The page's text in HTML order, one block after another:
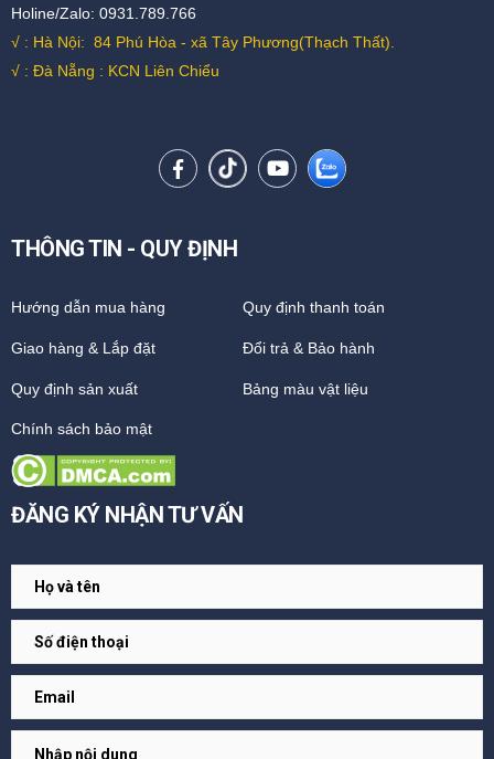
Holine/Zalo: 0931.789.766
√ : Hà Nội: 84 Phú Hòa - xã Tây Phương(Thạch Thất).
√ : Đà Nẵng : KCN Liên Chiểu
THÔNG TIN - QUY ĐỊNH
Hướng dẫn mua hàng Quy định thanh toán
Giao hàng & Lắp đặt Đổi trả & Bảo hành
Quy định sản xuất Bảng màu vật liệu
Chính sách bảo mật
ĐĂNG KÝ NHẬN TƯ VẤN